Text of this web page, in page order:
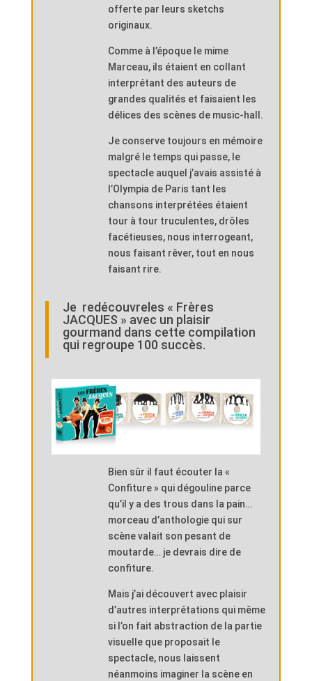
offerte par leurs sketchs
originaux.
Comme à l’époque le mime
Marceau, ils étaient en collant
interprétant des auteurs de
grandes qualités et faisaient les
délices des scènes de music-hall.
Je conserve toujours en mémoire
malgré le temps qui passe, le
spectacle auquel j’avais assisté à
l’Olympia de Paris tant les
chansons interprétées étaient
tour à tour truculentes, drôles
facétieuses, nous interrogeant,
nous faisant rêver, tout en nous
faisant rire.
Je redécouvreles « Frères
JACQUES » avec un plaisir
gourmand dans cette compilation
qui regroupe 100 succès.
Bien sûr il faut écouter la «
Confiture » qui dégouline parce
qu’il y a des trous dans la pain…
morceau d’anthologie qui sur
scène valait son pesant de
moutarde… je devrais dire de
confiture.
Mais j’ai découvert avec plaisir
d’autres interprétations qui même
si l’on fait abstraction de la partie
visuelle que proposait le
spectacle, nous laissent
néanmoins imaginer la scène en